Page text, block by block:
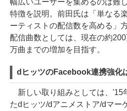
幅広いユーザーを集めるのは難
特徴を説明。前田氏は「単なる
ーティストの配信数を高める」
配信曲数としては、現在の約
万曲までの増加を目指す。
dヒッツのFacebook連携強化
新しい取り組みとしては、'15
たdヒッツ/dアニメストア/dマー